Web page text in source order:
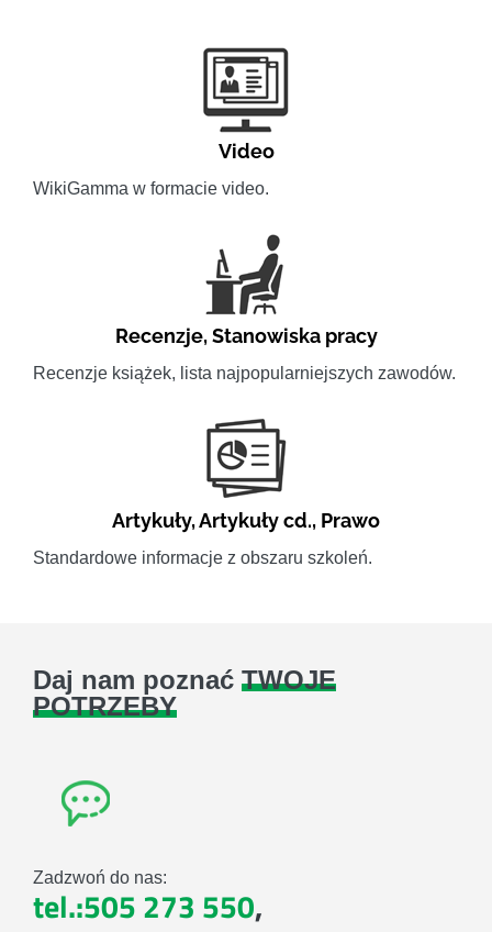
Video
WikiGamma w formacie video.
Recenzje,Stanowiska pracy
Recenzje książek, lista najpopularniejszych zawodów.
Artykuły,Artykuły cd., Prawo
Standardowe informacje z obszaru szkoleń.
Daj nam poznać TWOJE
POTRZEBY
Zadzwoń do nas:
tel.:505 273 550,